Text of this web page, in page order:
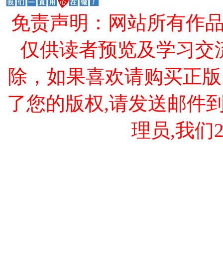
免责声明：网站所有作
仅供读者预览及学习交
除，如果喜欢请购买正
了您的版权,请发送邮件
理员,我们